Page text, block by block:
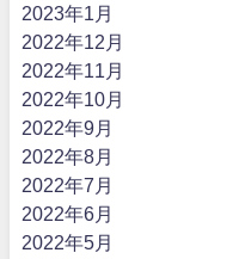
2023年1月
2022年12月
2022年11月
2022年10月
2022年9月
2022年8月
2022年7月
2022年6月
2022年5月